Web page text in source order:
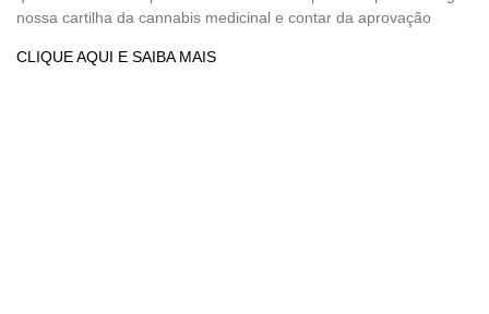
nossa cartilha da cannabis medicinal e contar da aprovação
CLIQUE AQUI E SAIBA MAIS